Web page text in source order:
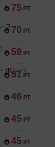
75 PT
70 PT
59 PT
51 PT
46 PT
45 PT
45 PT